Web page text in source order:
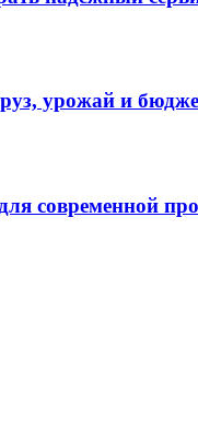
урожай и
современной